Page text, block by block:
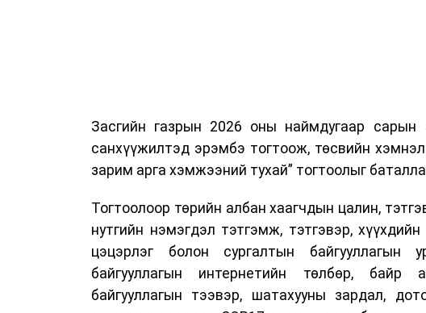
Засгийн газрын 2026 оны наймдугаар сарын
санхүүжилтэд эрэмбэ тогтоож, төсвийн
зарим арга хэмжээний тухай” тогтоолыг
Тогтоолоор төрийн албан хаагчдын цалин,
нутгийн нэмэгдэл тэтгэмж, тэтгэвэр,
цэцэрлэг болон сургалтын байгууллагын
байгууллагын интернетийн төлбөр, байр
байгууллагын тээвэр, шатахууны зардал,